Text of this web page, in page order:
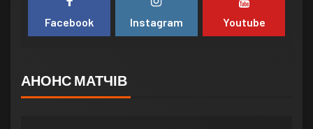
Facebook Instagram Youtube
АНОНС МАТЧІВ